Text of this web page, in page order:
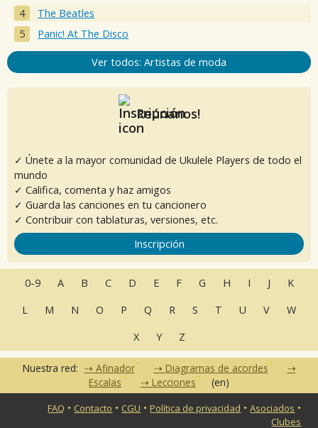
The Beatles
Panic! At The Disco
Ver todos: Artistas de moda
Reúnanos!
✓ Únete a la mayor comunidad de Ukulele Players de todo el
mundo
✓ Califica, comenta y haz amigos
✓ Guarda las canciones en tu cancionero
✓ Contribuir con tablaturas, versiones, etc.
Inscripción
0-9 A B C D E F G H I J
K
L
M N O P Q R S T U V
W
X
Y Z
Nuestra red: Afinador
Diagramas de acordes
Escalas
Lecciones (en)
FAQ • Contacto • CGU •Política de privacidad •Asociados •
Clubes